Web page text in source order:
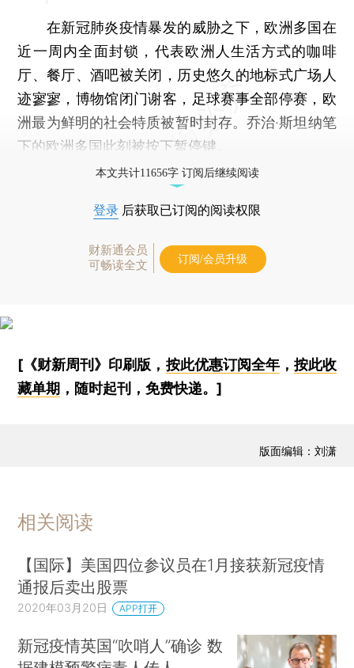
在新冠肺炎疫情暴发的威胁之下，欧洲多国在
近一周内全面封锁，代表欧洲人生活方式的咖啡
厅、餐厅、酒吧被关闭，历史悠久的地标式广场人
迹寥寥，博物馆闭门谢客，足球赛事全部停赛，欧
洲最为鲜明的社会特质被暂时封存。乔治·斯坦纳笔
下的欧洲多国此刻被按下暂停键。
本文共计11656字 订阅后继续阅读
登录 后获取已订阅的阅读权限
财新通会员
可畅读全文
订阅/会员升级
[《财新周刊》印刷版， 按此优惠订阅全年， 按此收
藏单期 ，随时起刊，免费快递。]
版面编辑：刘潇
相关阅读
【国际】美国四位参议员在1月接获新冠疫情
通报后卖出股票
2020年03月20日 APP打开
新冠疫情英国“吹哨人”确诊 数